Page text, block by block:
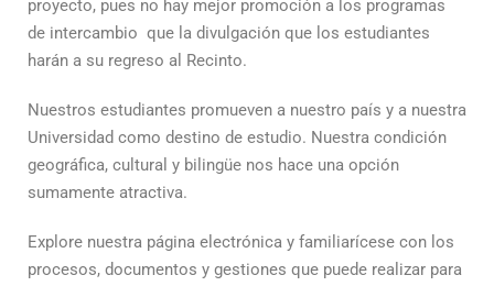
proyecto, pues no hay mejor promoción a los programas
de intercambio que la divulgación que los estudiantes
harán a su regreso al Recinto.
Nuestros estudiantes promueven a nuestro país y a nuestra
Universidad como destino de estudio. Nuestra condición
geográfica, cultural y bilingüe nos hace una opción
sumamente atractiva.
Explore nuestra página electrónica y familiarícese con los
procesos, documentos y gestiones que puede realizar para